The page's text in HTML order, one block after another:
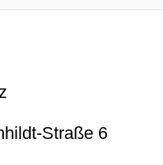
Straße 6